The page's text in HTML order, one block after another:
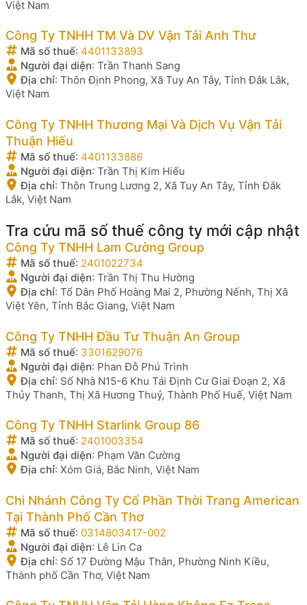
Việt Nam
Công Ty TNHH TM Và DV Vận Tải Anh Thư
Mã số thuế: 4401133893
Người đại diện: Trần Thanh Sang
Địa chỉ: Thôn Định Phong, Xã Tuy An Tây, Tỉnh Đắk Lắk,
Việt Nam
Công Ty TNHH Thương Mại Và Dịch Vụ Vận Tải
Thuận Hiếu
Mã số thuế: 4401133886
Người đại diện: Trần Thị Kim Hiếu
Địa chỉ: Thôn Trung Lương 2, Xã Tuy An Tây, Tỉnh Đắk
Lắk, Việt Nam
Tra cứu mã số thuế công ty mới cập nhật
Công Ty TNHH Lam Cường Group
Mã số thuế: 2401022734
Người đại diện: Trần Thị Thu Hường
Địa chỉ: Tổ Dân Phố Hoàng Mai 2, Phường Nếnh, Thị Xã
Việt Yên, Tỉnh Bắc Giang, Việt Nam
Công Ty TNHH Đầu Tư Thuận An Group
Mã số thuế: 3301629076
Người đại diện: Phan Đỗ Phú Trình
Địa chỉ: Số Nhà N15-6 Khu Tái Định Cư Giai Đoạn 2, Xã
Thủy Thanh, Thị Xã Hương Thuỷ, Thành Phố Huế, Việt Nam
Công Ty TNHH Starlink Group 86
Mã số thuế: 2401003354
Người đại diện: Phạm Văn Cường
Địa chỉ: Xóm Giá, Bắc Ninh, Việt Nam
Chi Nhánh Công Ty Cổ Phần Thời Trang American
Tại Thành Phố Cần Thơ
Mã số thuế: 0314803417-002
Người đại diện: Lê Lin Ca
Địa chỉ: Số 17 Đường Mậu Thân, Phường Ninh Kiều,
Thành phố Cần Thơ, Việt Nam